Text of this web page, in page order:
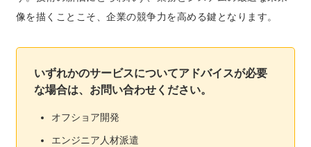
像を描くことこそ、企業の競争力を高める鍵となります。
いずれかのサービスについてアドバイスが必要
な場合は、お問い合わせください。
オフショア開発
エンジニア人材派遣